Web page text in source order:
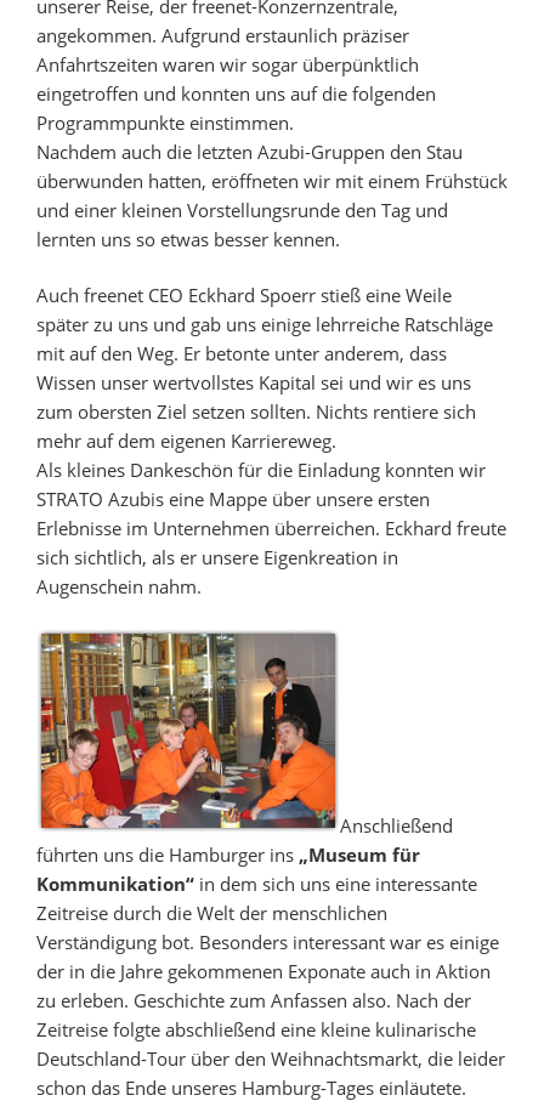
unserer Reise, der freenet-Konzernzentrale,
angekommen. Aufgrund erstaunlich präziser
Anfahrtszeiten waren wir sogar überpünktlich
eingetroffen und konnten uns auf die folgenden
Programmpunkte einstimmen.
Nachdem auch die letzten Azubi-Gruppen den Stau
überwunden hatten, eröffneten wir mit einem Frühstück
und einer kleinen Vorstellungsrunde den Tag und
lernten uns so etwas besser kennen.
Auch freenet CEO Eckhard Spoerr stieß eine Weile
später zu uns und gab uns einige lehrreiche Ratschläge
mit auf den Weg. Er betonte unter anderem, dass
Wissen unser wertvollstes Kapital sei und wir es uns
zum obersten Ziel setzen sollten. Nichts rentiere sich
mehr auf dem eigenen Karriereweg.
Als kleines Dankeschön für die Einladung konnten wir
STRATO Azubis eine Mappe über unsere ersten
Erlebnisse im Unternehmen überreichen. Eckhard freute
sich sichtlich, als er unsere Eigenkreation in
Augenschein nahm.
Anschließend
führten uns die Hamburger ins „Museum für
Kommunikation“ in dem sich uns eine interessante
Zeitreise durch die Welt der menschlichen
Verständigung bot. Besonders interessant war es einige
der in die Jahre gekommenen Exponate auch in Aktion
zu erleben. Geschichte zum Anfassen also. Nach der
Zeitreise folgte abschließend eine kleine kulinarische
Deutschland-Tour über den Weihnachtsmarkt, die leider
schon das Ende unseres Hamburg-Tages einläutete.